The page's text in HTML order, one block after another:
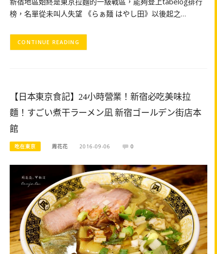
榜，名單從未叫人失望 《らぁ麺 はやし田》以後起之…
CONTINUE READING
【日本東京食記】24小時營業！新宿必吃美味拉
麵！すごい煮干ラーメン凪 新宿ゴールデン街店本
館
吃在東京 周花花 2016-09-06 0